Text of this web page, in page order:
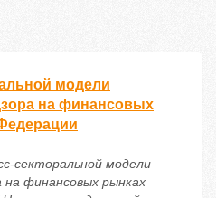
модели
на финансовых
секторальной модели
на финансовых рынках